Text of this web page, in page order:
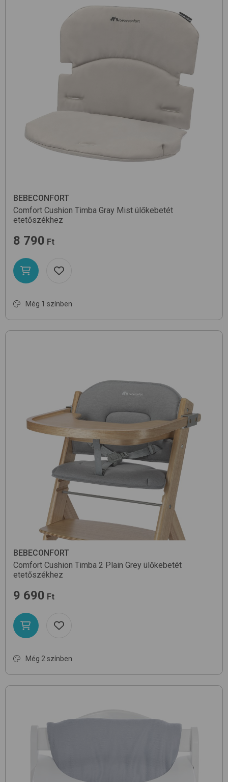
BEBECONFORT
Comfort Cushion Timba Gray Mist ülőkebetét
etetőszékhez
8 790 Ft
Még 1 színben
BEBECONFORT
Comfort Cushion Timba 2 Plain Grey ülőkebetét
etetőszékhez
9 690 Ft
Még 2 színben